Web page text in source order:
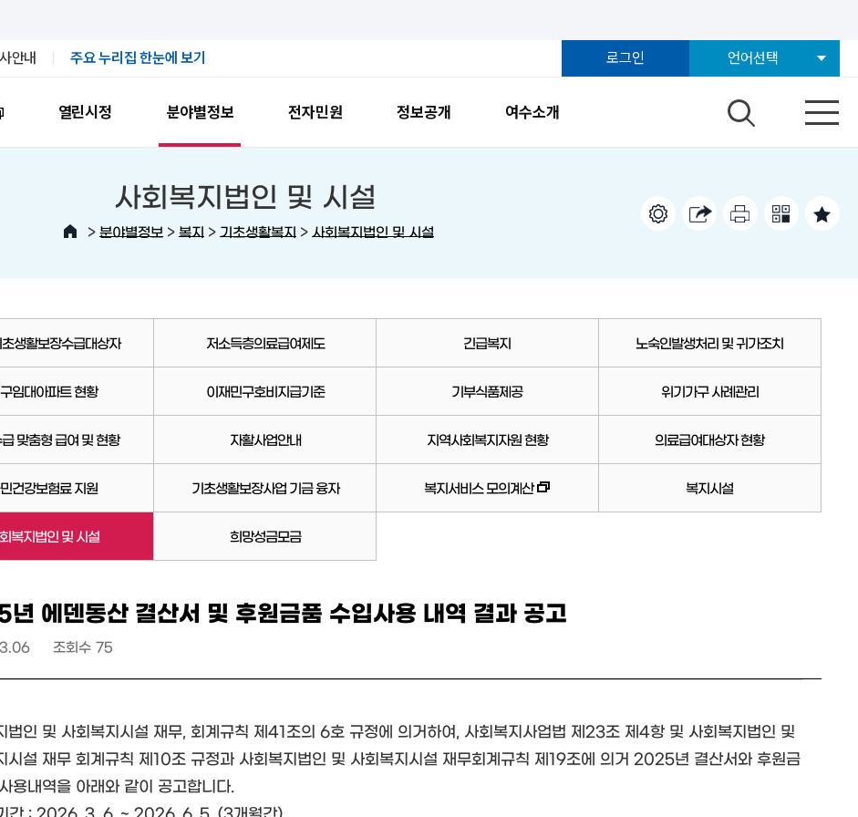
안내 주요 누리집 한눈에 보기 로그인 언어선택
열린시정 분야별정보 전자민원 정보공개 여수소개
사회복지법인 및 시설
> 분야별정보 > 복지 > 기초생활복지 > 사회복지법인 및 시설
생활보장수급대상자 저소득층의료급여제도 긴급복지 노숙인발생처리 및 귀가조치
임대아파트 현황 이재민구호비지급기준 기부식품제공 위기가구 사례관리
맞춤형 급여 및 현황 자활사업안내 지역사회복지자원 현황 의료급여대상자 현황
건강보험료 지원 기초생활보장사업 기금 융자 복지서비스 모의계산 복지시설
복지법인 및 시설 희망성금모금
에덴동산 결산서 및 후원금품 수입사용 내역 결과 공고
조회수 75
법인 및 사회복지시설 재무, 회계규칙 제41조의 6호 규정에 의거하여, 사회복지사업법 제23조 제4항 및 사회복지법인 및
시설 재무 회계규칙 제10조 규정과 사회복지법인 및 사회복지시설 재무회계규칙 제19조에 의거 2025년 결산서와 후원금
용내역을 아래와 같이 공고합니다.
간 : 2026. 3. 6. ~ 2026. 6. 5. (3개월간)